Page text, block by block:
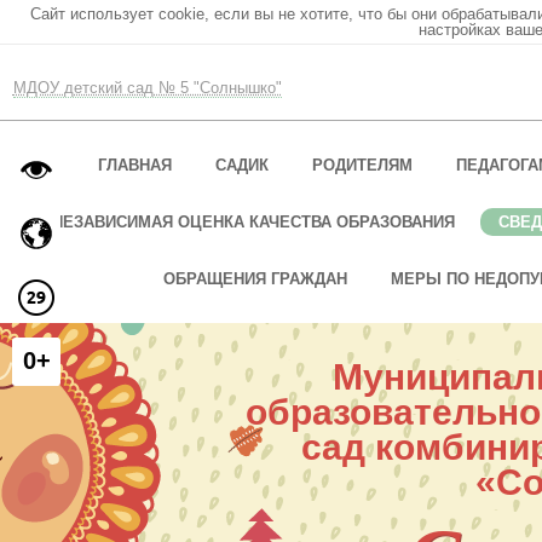
Сайт использует cookie, если вы не хотите, что бы они
настройках
МДОУ детский сад № 5 "Солнышко"
ГЛАВНАЯ САДИК РОДИТЕЛЯМ
НЕЗАВИСИМАЯ ОЦЕНКА КАЧЕСТВА ОБРАЗОВАНИЯ
ОБРАЩЕНИЯ ГРАЖДАН МЕРЫ ПО
сад
0+